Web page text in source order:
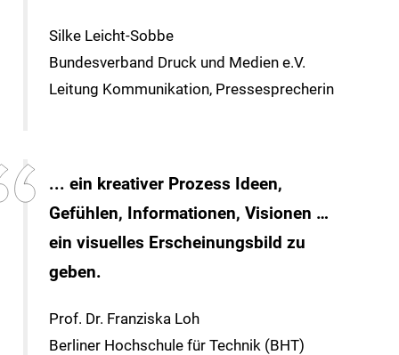
Silke Leicht-Sobbe
Bundesverband Druck und Medien e.V.
Leitung Kommunikation, Pressesprecherin
... ein kreativer Prozess Ideen,
Gefühlen, Informationen, Visionen …
ein visuelles Erscheinungsbild zu
geben.
Prof. Dr. Franziska Loh
Berliner Hochschule für Technik (BHT)